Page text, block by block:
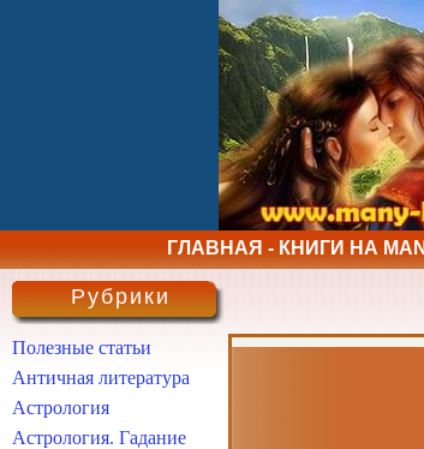
ГЛАВНАЯ - КНИГИ НА
Рубрики
Полезные статьи
Античная литература
Астрология
Астрология. Гадание